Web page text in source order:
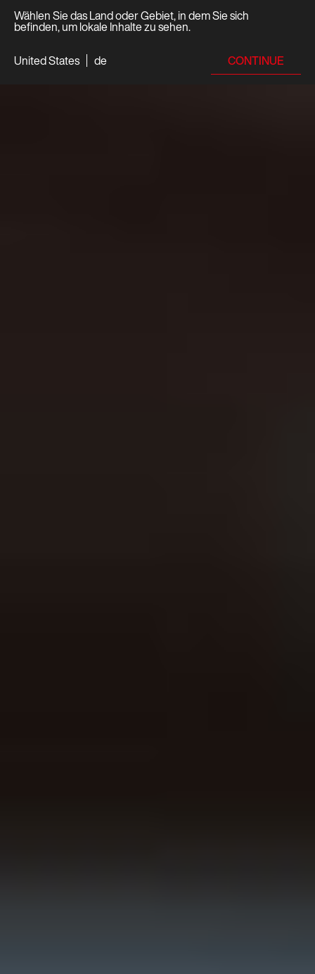
Wählen Sie das Land oder Gebiet, in dem Sie sich
befinden, um lokale Inhalte zu sehen.
United States
de CONTINUE